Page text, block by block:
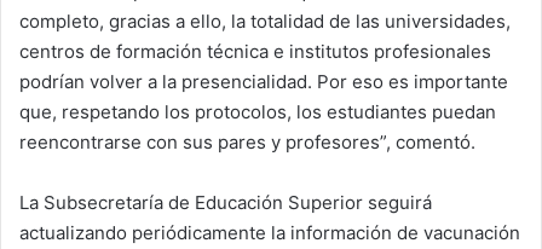
completo, gracias a ello, la totalidad de las universidades,
centros de formación técnica e institutos profesionales
podrían volver a la presencialidad. Por eso es importante
que, respetando los protocolos, los estudiantes puedan
reencontrarse con sus pares y profesores”, comentó.
La Subsecretaría de Educación Superior seguirá
actualizando periódicamente la información de vacunación